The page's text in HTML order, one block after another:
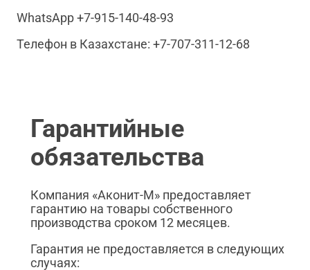
WhatsApp +7-915-140-48-93
Телефон в Казахстане: +7-707-311-12-68
Гарантийные
обязательства
Компания «Аконит-М» предоставляет
гарантию на товары собственного
производства сроком 12 месяцев.
Гарантия не предоставляется в следующих
случаях: